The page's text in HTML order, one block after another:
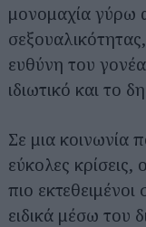
μονομαχία γύρω
ευθύνη του
ιδιωτικό και το
Σε μια κοινωνία
εύκολες κρίσεις,
πιο
ειδικά μέσω του